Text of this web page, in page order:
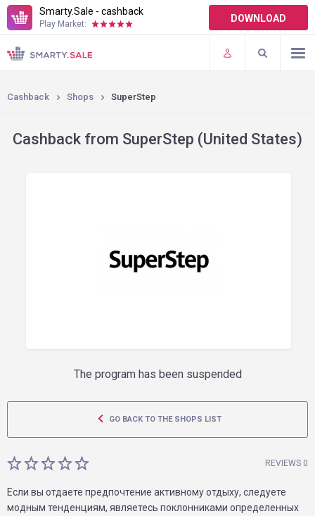
Smarty.Sale - cashback
Play Market: DOWNLOAD
TERMS OF USE
PLUGINS
Cashback Shops SuperStep
Cashback from SuperStep (United States)
The program has been suspended
GO BACK TO THE SHOPS LIST
REVIEWS 0
Если вы отдаете предпочтение активному отдыху, следуете
модным тенденциям, являетесь поклонниками определенных